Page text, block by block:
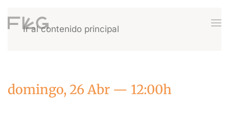
Ir al contenido principal
domingo, 26 Abr — 12:00h